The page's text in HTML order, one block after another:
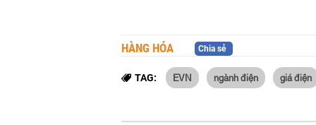
HÀNG HÓA Chia sẻ
TAG: EVN ngành điện giá điện